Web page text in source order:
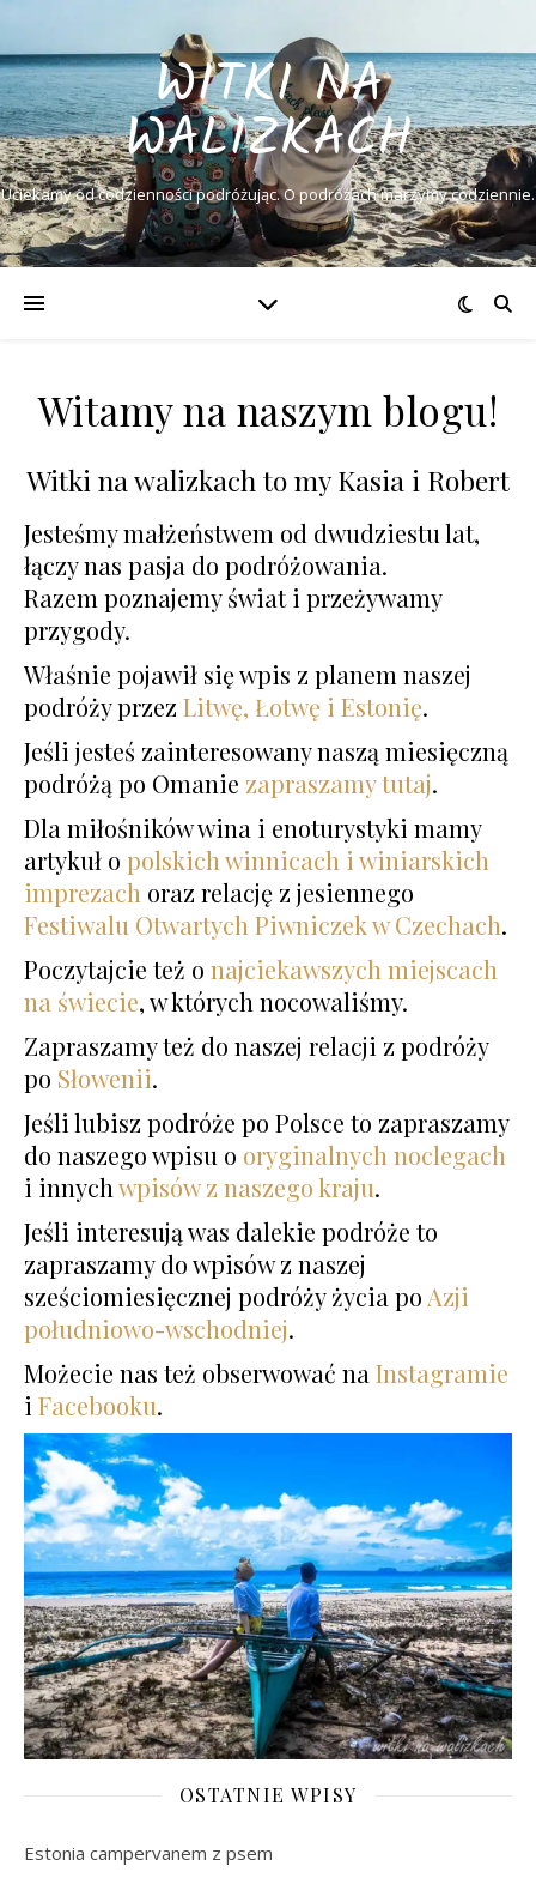
WITKI NA
WALIZKACH
Uciekamy od codzienności podróżując. O podróżach marzymy codziennie.
Witamy na naszym blogu!
Witki na walizkach to my Kasia i Robert
Jesteśmy małżeństwem od dwudziestu lat,
łączy nas pasja do podróżowania.
Razem poznajemy świat i przeżywamy
przygody.
Właśnie pojawił się wpis z planem naszej
podróży przez Litwę, Łotwę i Estonię.
Jeśli jesteś zainteresowany naszą miesięczną
podróżą po Omanie zapraszamy tutaj.
Dla miłośników wina i enoturystyki mamy
artykuł o polskich winnicach i winiarskich
imprezach oraz relację z jesiennego
Festiwalu Otwartych Piwniczek w Czechach.
Poczytajcie też o najciekawszych miejscach
na świecie, w których nocowaliśmy.
Zapraszamy też do naszej relacji z podróży
po Słowenii.
Jeśli lubisz podróże po Polsce to zapraszamy
do naszego wpisu o oryginalnych noclegach
i innych wpisów z naszego kraju.
Jeśli interesują was dalekie podróże to
zapraszamy do wpisów z naszej
sześciomiesięcznej podróży życia po Azji
południowo-wschodniej.
Możecie nas też obserwować na Instagramie
i Facebooku.
OSTATNIE WPISY
Estonia campervanem z psem